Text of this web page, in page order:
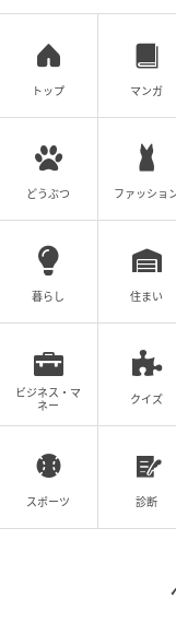
天下一品といえば
「こってり」が
の冷たい一杯です。
り付けた見た目
えない和の器も印
まず驚いたのは、
トップ マンガ
どうぶつ ファッショ
暮らし 住まい
ビジネス・マ
ネー
クイズ
スポーツ 診断